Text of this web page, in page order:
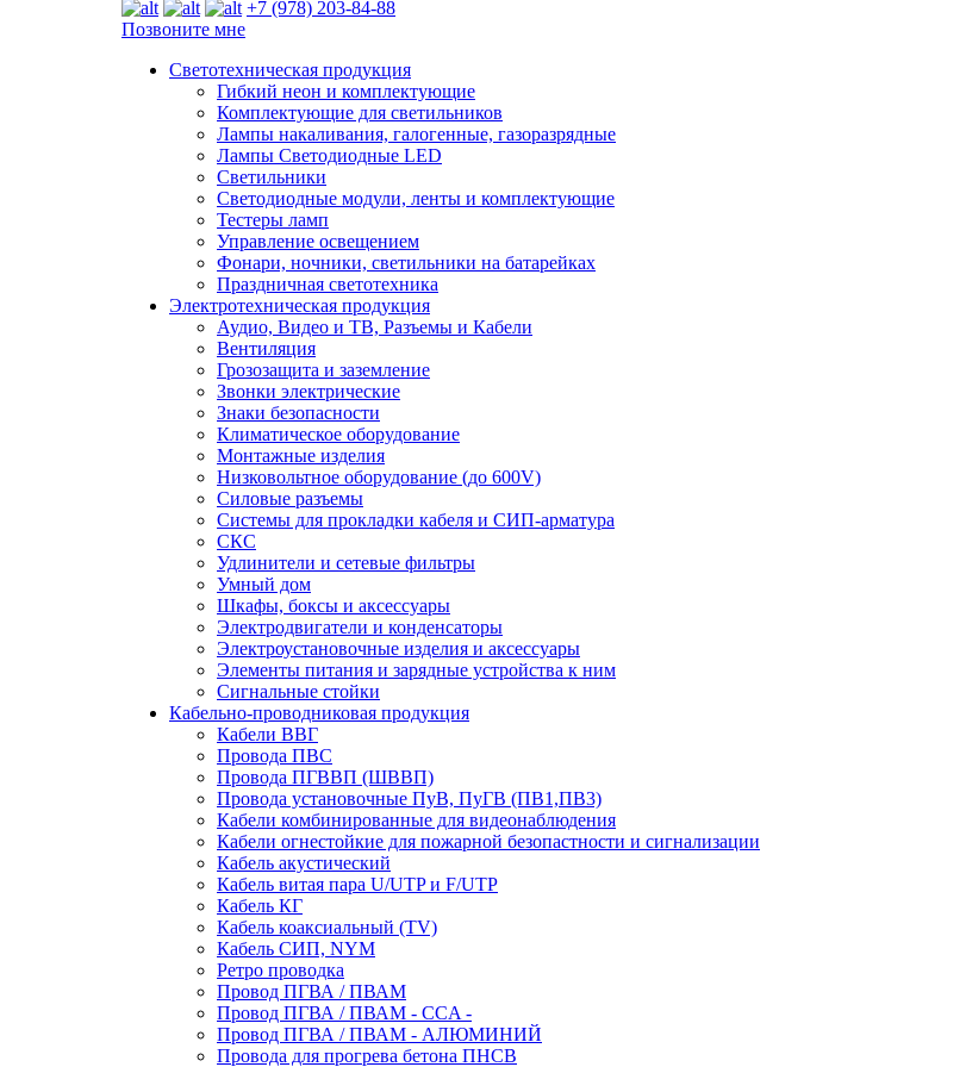
+7 (978) 203-84-88
Позвоните мне
Светотехническая продукция
Гибкий неон и комплектующие
Комплектующие для светильников
Лампы накаливания, галогенные, газоразрядные
Лампы Светодиодные LED
Светильники
Светодиодные модули, ленты и комплектующие
Тестеры ламп
Управление освещением
Фонари, ночники, светильники на батарейках
Праздничная светотехника
Электротехническая продукция
Аудио, Видео и ТВ, Разъемы и Кабели
Вентиляция
Грозозащита и заземление
Звонки электрические
Знаки безопасности
Климатическое оборудование
Монтажные изделия
Низковольтное оборудование (до 600V)
Силовые разъемы
Системы для прокладки кабеля и СИП-арматура
СКС
Удлинители и сетевые фильтры
Умный дом
Шкафы, боксы и аксессуары
Электродвигатели и конденсаторы
Электроустановочные изделия и аксессуары
Элементы питания и зарядные устройства к ним
Сигнальные стойки
Кабельно-проводниковая продукция
Кабели ВВГ
Провода ПВС
Провода ПГВВП (ШВВП)
Провода установочные ПуВ, ПуГВ (ПВ1,ПВ3)
Кабели комбинированные для видеонаблюдения
Кабели огнестойкие для пожарной безопастности и сигнализации
Кабель акустический
Кабель витая пара U/UTP и F/UTP
Кабель КГ
Кабель коаксиальный (TV)
Кабель СИП, NYM
Ретро проводка
Провод ПГВА / ПВАМ
Провод ПГВА / ПВАМ - CCA -
Провод ПГВА / ПВАМ - АЛЮМИНИЙ
Провода для прогрева бетона ПНСВ